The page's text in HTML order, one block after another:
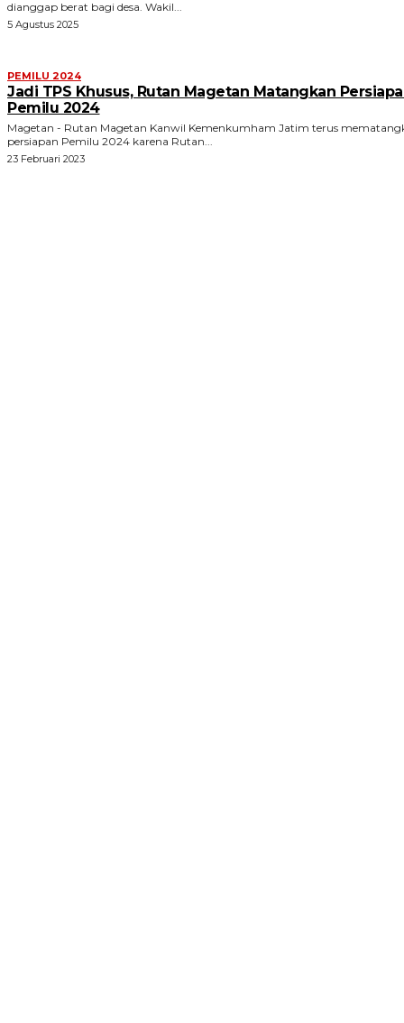
dianggap berat bagi desa. Wakil...
5 Agustus 2025
PEMILU 2024
Jadi TPS Khusus, Rutan Magetan Matangkan
Pemilu 2024
Magetan - Rutan Magetan Kanwil Kemenkumham Jatim terus
persiapan Pemilu 2024 karena Rutan...
23 Februari 2023